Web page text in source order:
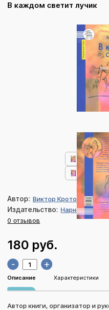
В каждом светит лучик
Автор: Виктор Кротов
Издательство: Нарния
0 отзывов
180 руб.
- +
Описание Характеристики
Автор книги, организатор и